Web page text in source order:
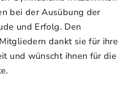
bei der Ausübung der
und Erfolg. Den
dankt sie für ihre
und wünscht ihnen für die